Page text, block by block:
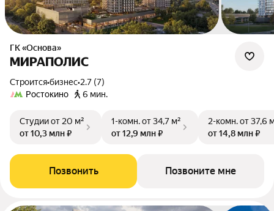
ГК «Основа»
МИРАПОЛИС
Строится•бизнес•2.7 (7)
Ростокино
6 мин.
Студииот 20 м²
от 10,3 млн ₽
1-комн.от 34,7 м²
от 12,9 млн ₽
2-комн.от 37,6
от 14,8 млн ₽
Позвонить Позвоните мне